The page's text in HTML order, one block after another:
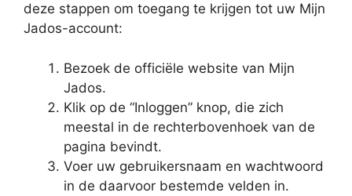
deze stappen om toegang te krijgen tot uw Mijn
Jados-account:
Bezoek de officiële website van Mijn
Jados.
Klik op de “Inloggen” knop, die zich
meestal in de rechterbovenhoek van de
pagina bevindt.
Voer uw gebruikersnaam en wachtwoord
in de daarvoor bestemde velden in.